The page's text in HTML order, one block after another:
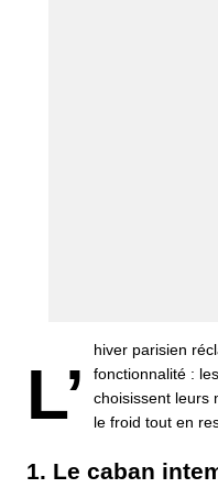
L’
hiver parisien
fonctionnalité :
choisissent leurs
le froid tout en
1. Le caban